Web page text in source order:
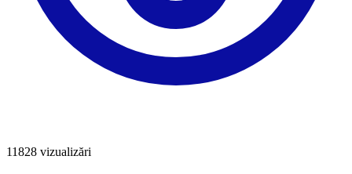
11828 vizualizări